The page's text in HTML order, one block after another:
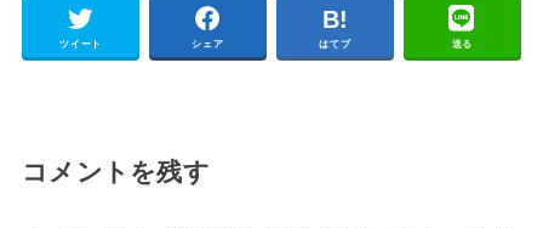
ツイート シェア はてブ 送る
コメントを残す